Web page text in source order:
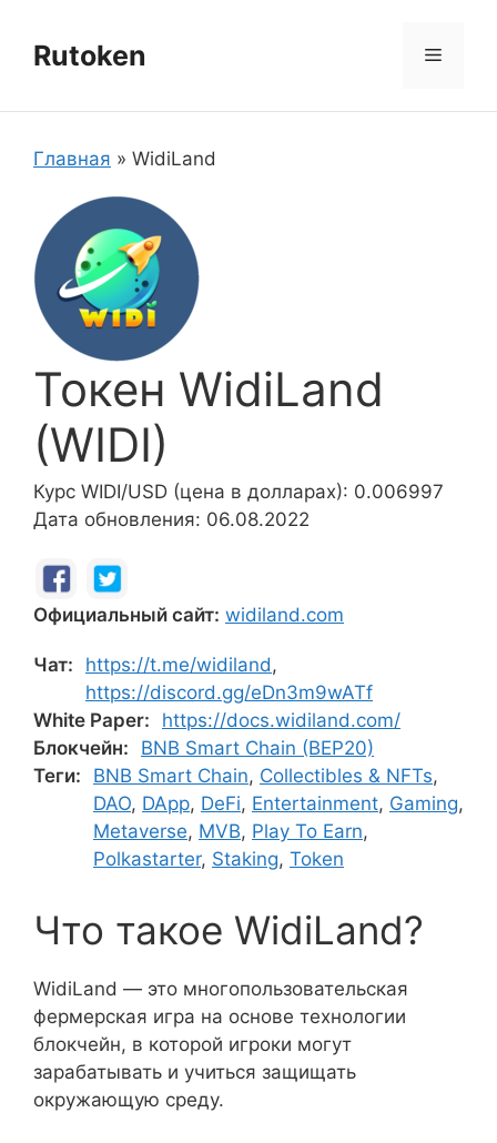
содержимому
Rutoken Меню
Главная » WidiLand
Токен WidiLand
(WIDI)
Курс WIDI/USD (цена в долларах): 0.006997
Дата обновления: 06.08.2022
Официальный сайт: widiland.com
Чат: https://t.me/widiland,
https://discord.gg/eDn3m9wATf
White Paper:
https://docs.widiland.com/
Блокчейн:
BNB Smart Chain (BEP20)
Теги:
BNB Smart Chain, Collectibles & NFTs,
DAO, DApp, DeFi, Entertainment, Gaming,
Metaverse, MVB, Play To Earn,
Polkastarter, Staking, Token
Что такое WidiLand?
WidiLand — это многопользовательская
фермерская игра на основе технологии
блокчейн, в которой игроки могут
зарабатывать и учиться защищать
окружающую среду.